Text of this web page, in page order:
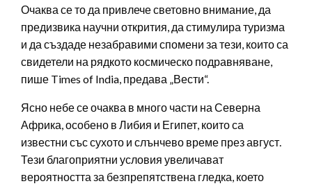
Очаква се то да привлече световно внимание, да
предизвика научни открития, да стимулира туризма
и да създаде незабравими спомени за тези, които са
свидетели на рядкото космическо подравняване,
пише Times of India, предава „Вести“.
Ясно небе се очаква в много части на Северна
Африка, особено в Либия и Египет, които са
известни със сухото и слънчево време през август.
Тези благоприятни условия увеличават
вероятността за безпрепятствена гледка, което